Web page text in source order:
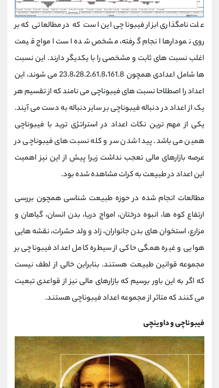
علت نامگذاری ابزار فیبوناچی این است که در مطالعاتی که بر
روی نمودارها انجام گرفته، مشخص شده است امواج قیمت
اغلب نسبت های ثابت و مشخصی را با یکدیگر دارند. این نسبت
ها شامل اعدادی همچون 23.8،28.2،61.8،161.8 می شوند، این
اعداد را اصطلاحا نسبت های فیبوناچی می نامند که از تقسیم هر
یک از اعداد در دنباله فیبوناچی بر سایر دنباله به دست می آیند.
یکی از مهم ترین نکات اعداد در استراتژی ترید با فیبوناچی
همین می باشد. پیدا شدن سر و کله نسبت های فیبوناچی در
عرصه بازارهای مالی تعجب نداشت زیرا پیش از این نیز اهمیت
این اعداد در طبیعت به کرات مشاهده شده بود.
مطالعات انجام شده در حوزه طبیعت شناسی همچون بررسی
ارتفاع کوه ها، انبوه درختان، امواج دریا، بدن انسان، گیاهان و
مزارع، استخوان های بدن جانواران، زاد و ولد حشرات، نقشه هایی
هوایی و غیره همگی حاکی از سیطره کامل اعداد فیبوناچی بر
مجموعه قوانین طبیعت هستند. بنابراین خالی از لطف نیست
که اگر به این باور برسیم که بازارهای مالی نیز از قواعدی تبعیت
می کنند که متاثر از مجموعه اعداد فیبوناچی هستند.
فیبوناچی و داوینچی